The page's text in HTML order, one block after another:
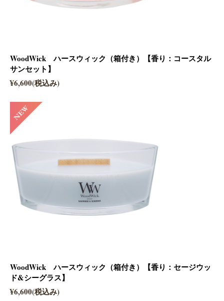
WoodWick ハースウィック（箱付き）【香り：コースタル
サンセット】
¥6,600(税込み)
WoodWick ハースウィック（箱付き）【香り：セージウッ
ド&シーグラス】
¥6,600(税込み)